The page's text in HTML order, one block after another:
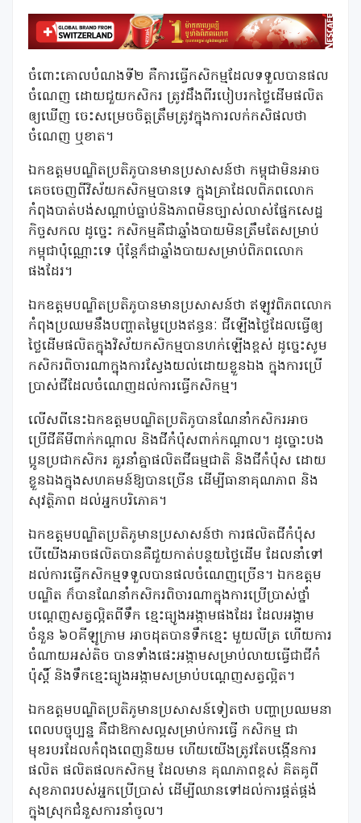
ចំពោះគោលបំណងទី២ គឺការធ្វើកសិកម្មដែលទទួលបានផល
ចំណេញ ដោយជួយកសិករ ត្រូវដឹងពីរបៀបរកថ្លៃដើមផលិត
ឲ្យឃើញ ចេះសម្រេចចិត្តត្រឹមត្រូវក្នុងការលក់កសិផលថា
ចំណេញ ឬខាត។
ឯកឧត្តមបណ្ឌិតប្រតិភូបានមានប្រសាសន៍ថា កម្ពុជាមិនអាច
គេចចេញពីវិស័យកសិកម្មបានទេ ក្នុងគ្រាដែលពិភពលោក
កំពុងបាត់បង់សណ្តាប់ធ្នាប់និងភាពមិនច្បាស់លាស់ផ្នែកសេដ្ឋ
កិច្ចសកល ដូច្នេះ កសិកម្មគឺជាឆ្នាំងបាយមិនត្រឹមតែសម្រាប់
កម្ពុជាប៉ុណ្ណោះទេ ប៉ុន្តែក៏ជាឆ្នាំងបាយសម្រាប់ពិភពលោក
ផងដែរ។
ឯកឧត្ដមបណ្ឌិតប្រតិភូបានមានប្រសាសន៍ថា ឥឡូវពិភពលោក
កំពុងប្រឈមនឹងបញ្ហាតម្លៃប្រេងឥន្ធនៈ ជីឡើងថ្លៃដែលធ្វើឲ្យ
ថ្លៃដើមផលិតក្នុងវិស័យកសិកម្មបានហក់ឡើងខ្ពស់ ដូច្នេះសូម
កសិករពិចារណាក្នុងការស្វែងយល់ដោយខ្លួនឯង ក្នុងការប្រើ
ប្រាស់ជីដែលចំណេញដល់ការធ្វើកសិកម្ម។
លើសពីនេះឯកឧត្តមបណ្ឌិតប្រតិភូបានណែនាំកសិករអាច
ប្រើជីគីមីពាក់កណ្តាល និងជីកំប៉ុសពាក់កណ្តាល។ ដូច្នោះបង
ប្អូនប្រជាកសិករ គួរនាំគ្នាផលិតជីធម្មជាតិ និងជីកំប៉ុស ដោយ
ខ្លួនឯងក្នុងសហគមន៍ឱ្យបានច្រើន ដើម្បីធានាគុណភាព និង
សុវត្ថិភាព ដល់អ្នកបរិភោគ។
ឯកឧត្តមបណ្ឌិតប្រតិភូមានប្រសាសន៍ថា ការផលិតជីកំប៉ុស
បើយើងអាចផលិតបានគឺជួយកាត់បន្ថយថ្លៃដើម ដែលនាំទៅ
ដល់ការធ្វើកសិកម្មទទួលបានផលចំណេញច្រើន។ ឯកឧត្ដម
បណ្ឌិត ក៏បានណែនាំកសិករពិចារណាក្នុងការប្រើប្រាស់ថ្នាំ
បណ្តេញសត្វល្អិតពីទឹក ខ្មេះធ្យូងអង្កាមផងដែរ ដែលអង្គាម
ចំនួន ៦០គីឡូក្រាម អាចដុតបានទឹកខ្មេះ មួយលីត្រ ហើយការ
ចំណាយអស់តិច បានទាំងផេះអង្កាមសម្រាប់លាយធ្វើជាជីកំ
ប៉ុស្តិ៍ និងទឹកខ្មេះធ្យូងអង្កាមសម្រាប់បណ្តេញសត្វល្អិត។
ឯកឧត្តមបណ្ឌិតប្រតិភូមានប្រសាសន៍ទៀតថា បញ្ហាប្រឈមនា
ពេលបច្ចុប្បន្ន គឺជាឱកាសល្អសម្រាប់ការធ្វើ កសិកម្ម ជា
មុខរបរដែលកំពុងពេញនិយម ហើយយើងត្រូវតែបង្កើនការ
ផលិត ផលិតផលកសិកម្ម ដែលមាន គុណភាពខ្ពស់ គិតគូពី
សុខភាពរបស់អ្នកប្រើប្រាស់ ដើម្បីឈានទៅដល់ការផ្គត់ផ្គង់
ក្នុងស្រុកជំនួសការនាំចូល។